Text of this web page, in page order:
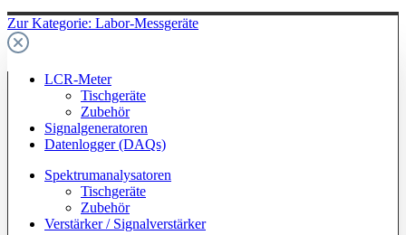
Zur Kategorie: Labor-Messgeräte
LCR-Meter
Tischgeräte
Zubehör
Signalgeneratoren
Datenlogger (DAQs)
Spektrumanalysatoren
Tischgeräte
Zubehör
Verstärker / Signalverstärker